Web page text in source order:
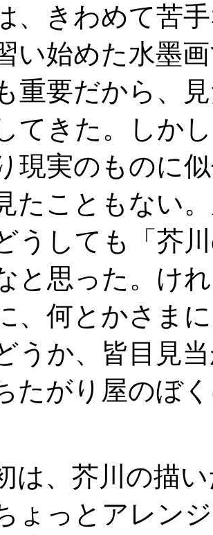
、きわめて苦
い始めた水墨
重要だから、
てきた。しか
現実のものに
たこともない
うしても「芥
と思った。け
、何とかさま
うか、皆目見
たがり屋のぼ
は、芥川の描
ょっとアレン